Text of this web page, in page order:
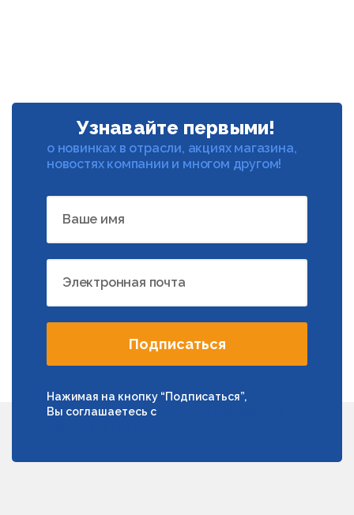
Узнавайте первыми!
о новинках в отрасли, акциях магазина,
новостях компании и многом другом!
Ваше имя
Электронная почта
Подписаться
Нажимая на кнопку “Подписаться”,
Вы соглашаетесь с